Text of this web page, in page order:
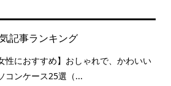
記事ランキング
女性におすすめ】おしゃれで、かわいい
コンケース25選（...